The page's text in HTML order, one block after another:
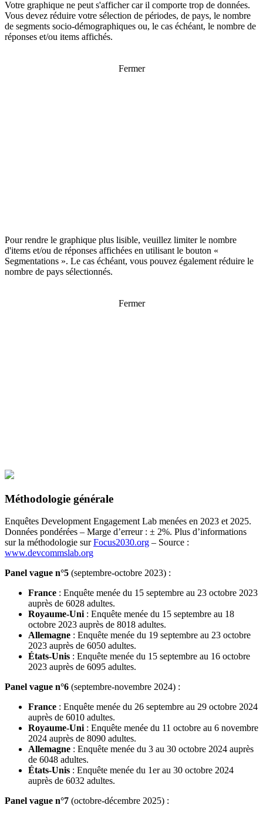
Votre graphique ne peut s'afficher car il comporte trop de données.
Vous devez réduire votre sélection de périodes, de pays, le nombre
de segments socio-démographiques ou, le cas échéant, le nombre de
réponses et/ou items affichés.
Fermer
Pour rendre le graphique plus lisible, veuillez limiter le nombre
d'items et/ou de réponses affichées en utilisant le bouton «
Segmentations ». Le cas échéant, vous pouvez également réduire le
nombre de pays sélectionnés.
Fermer
Méthodologie générale
Enquêtes Development Engagement Lab menées en 2023 et 2025.
Données pondérées – Marge d’erreur : ± 2%. Plus d’informations
sur la méthodologie surFocus2030.org – Source :
www.devcommslab.org
Panel vague n°5 (septembre-octobre 2023) :
France : Enquête menée du 15 septembre au 23 octobre 2023
auprès de 6028 adultes.
Royaume-Uni : Enquête menée du 15 septembre au 18
octobre 2023 auprès de 8018 adultes.
Allemagne : Enquête menée du 19 septembre au 23 octobre
2023 auprès de 6050 adultes.
États-Unis : Enquête menée du 15 septembre au 16 octobre
2023 auprès de 6095 adultes.
Panel vague n°6 (septembre-novembre 2024) :
France : Enquête menée du 26 septembre au 29 octobre 2024
auprès de 6010 adultes.
Royaume-Uni : Enquête menée du 11 octobre au 6 novembre
2024 auprès de 8090 adultes.
Allemagne : Enquête menée du 3 au 30 octobre 2024 auprès
de 6048 adultes.
États-Unis : Enquête menée du 1er au 30 octobre 2024
auprès de 6032 adultes.
Panel vague n°7 (octobre-décembre 2025) :